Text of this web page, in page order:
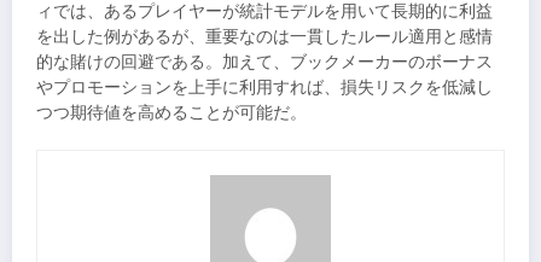
ィでは、あるプレイヤーが統計モデルを用いて長期的に利益
を出した例があるが、重要なのは一貫したルール適用と感情
的な賭けの回避である。加えて、ブックメーカーのボーナス
やプロモーションを上手に利用すれば、損失リスクを低減し
つつ期待値を高めることが可能だ。